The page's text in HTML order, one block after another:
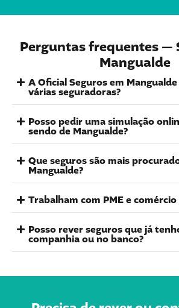
Perguntas frequentes —
Mangualde
A Oficial Seguros em
várias seguradoras?
Posso pedir uma simulação
sendo de Mangualde?
Que seguros são mais
Mangualde?
Trabalham com PME e comércio
Posso rever seguros que já
companhia ou no banco?